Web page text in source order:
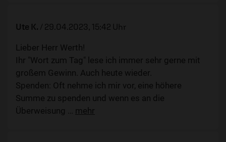
Ute K. / 29.04.2023, 15:42 Uhr
Lieber Herr Werth!
Ihr "Wort zum Tag" lese ich immer sehr gerne mit
großem Gewinn. Auch heute wieder.
Spenden: Oft nehme ich mir vor, eine höhere
Summe zu spenden und wenn es an die
Überweisung
mehr